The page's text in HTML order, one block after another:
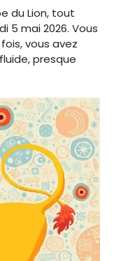
du Lion, tout
5 mai 2026. Vous
vous avez
presque